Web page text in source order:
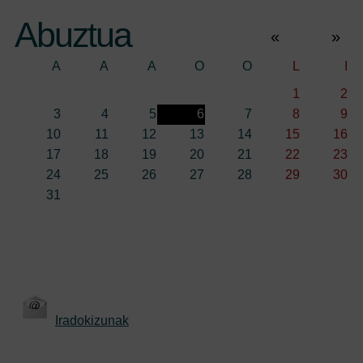
Abuztua « »
A A A O O
1
2
3
4 5 6 7 8
9
10
11 12 13 14 15
16
17
18 19 20 21 22
23
24
25 26 27 28 29
30
31
Iradokizunak